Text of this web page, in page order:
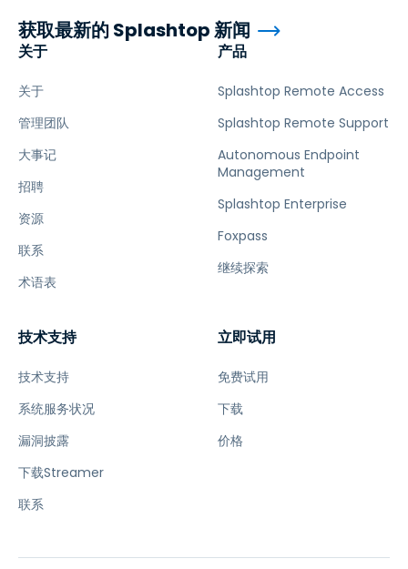
关于
关于
管理团队
大事记
招聘
资源
联系
术语表
产品
Splashtop Remote Access
Splashtop Remote Support
Autonomous Endpoint
Management
Splashtop Enterprise
Foxpass
继续探索
技术支持
技术支持
系统服务状况
漏洞披露
下载Streamer
联系
立即试用
免费试用
下载
价格
获取最新的 Splashtop 新闻